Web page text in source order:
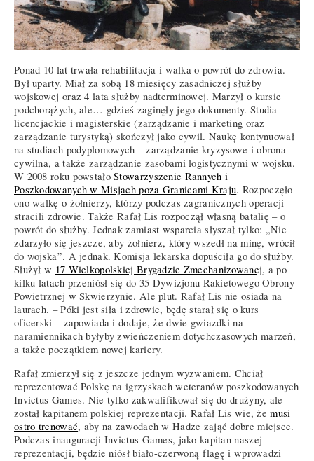
Ponad 10 lat trwała rehabilitacja i walka o powrót do zdrowia.
Był uparty. Miał za sobą 18 miesięcy zasadniczej służby
wojskowej oraz 4 lata służby nadterminowej. Marzył o kursie
podchorążych, ale… gdzieś zaginęły jego dokumenty. Studia
licencjackie i magisterskie (zarządzanie i marketing oraz
zarządzanie turystyką) skończył jako cywil. Naukę kontynuował
na studiach podyplomowych – zarządzanie kryzysowe i obrona
cywilna, a także zarządzanie zasobami logistycznymi w wojsku.
W 2008 roku powstałoStowarzyszenie Rannych i
Poszkodowanych w Misjach poza Granicami Kraju. Rozpoczęło
ono walkę o żołnierzy, którzy podczas zagranicznych operacji
stracili zdrowie. Także Rafał Lis rozpoczął własną batalię – o
powrót do służby. Jednak zamiast wsparcia słyszał tylko: „Nie
zdarzyło się jeszcze, aby żołnierz, który wszedł na minę, wrócił
do wojska”. A jednak. Komisja lekarska dopuściła go do służby.
Służył w 17 Wielkopolskiej Brygadzie Zmechanizowanej, a po
kilku latach przeniósł się do 35 Dywizjonu Rakietowego Obrony
Powietrznej w Skwierzynie. Ale plut. Rafał Lis nie osiada na
laurach. – Póki jest siła i zdrowie, będę starał się o kurs
oficerski – zapowiada i dodaje, że dwie gwiazdki na
naramiennikach byłyby zwieńczeniem dotychczasowych marzeń,
a także początkiem nowej kariery.
Rafał zmierzył się z jeszcze jednym wyzwaniem. Chciał
reprezentować Polskę na igrzyskach weteranów poszkodowanych
Invictus Games. Nie tylko zakwalifikował się do drużyny, ale
został kapitanem polskiej reprezentacji. Rafał Lis wie, żemusi
ostro trenować, aby na zawodach w Hadze zająć dobre miejsce.
Podczas inauguracji Invictus Games, jako kapitan naszej
reprezentacji, będzie niósł biało-czerwoną flagę i wprowadzi